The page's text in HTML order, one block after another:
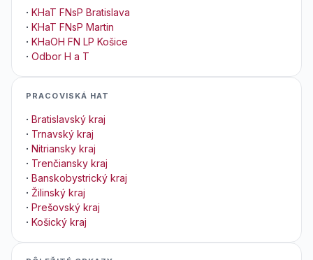
· KHaT FNsP Bratislava
· KHaT FNsP Martin
· KHaOH FN LP Košice
· Odbor H a T
PRACOVISKÁ HAT
· Bratislavský kraj
· Trnavský kraj
· Nitriansky kraj
· Trenčiansky kraj
· Banskobystrický kraj
· Žilinský kraj
· Prešovský kraj
· Košický kraj